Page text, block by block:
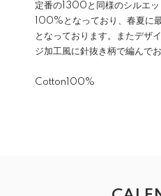
定番の1300と同様のシルエ
100%となっており、春夏に
となっております。またデザ
ジ加工風に針抜き柄で編んでお
Cotton100%